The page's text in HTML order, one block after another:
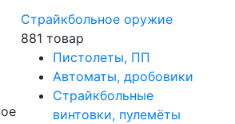
Страйкбольное оружие
881 товар
Пистолеты, ПП
Автоматы, дробовики
Страйкбольные
винтовки, пулемёты